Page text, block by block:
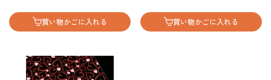
買い物かごに入れる 買い物かごに入れる